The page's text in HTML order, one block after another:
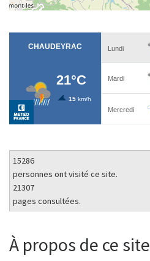
15286
personnes ont visité ce site.
21307
pages consultées.
À propos de ce site